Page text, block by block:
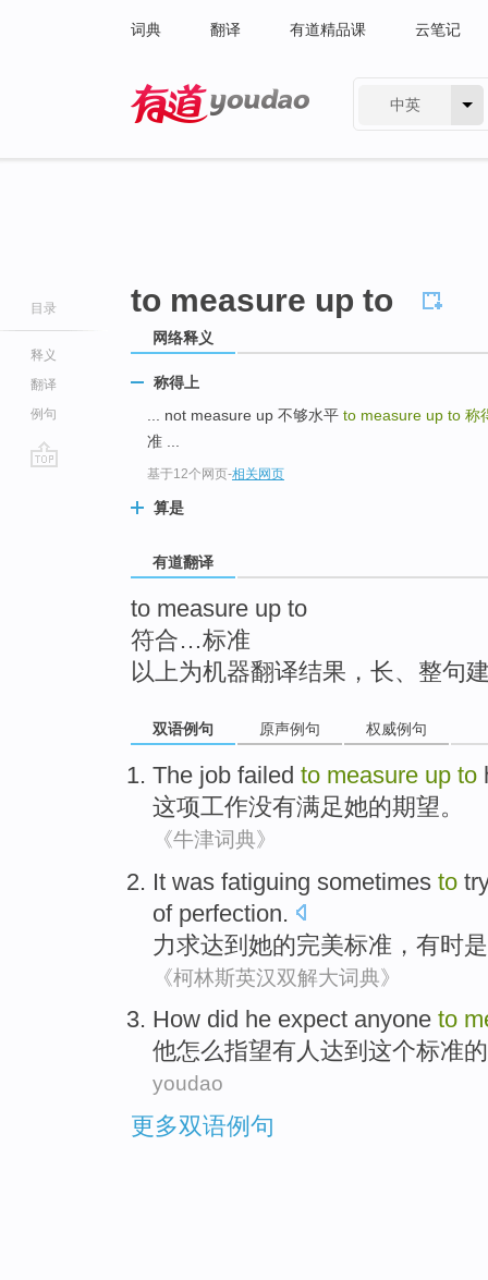
词典 翻译 有道精品课 云笔记
中英
目录
释义
翻译
例句
to measure up to
网络释义
称得上
... not measure up 不够水平 to measure up to 称
准 ...
基于12个网页-相关网页
算是
有道翻译
to measure up to
符合…标准
以上为机器翻译结果，长、整句
双语例句 原声例句 权威例句
The job failed to measure up to
这项工作没有满足她的期望。
《牛津词典》
It was fatiguing sometimes to
of perfection.
力求达到 她的完美标准 ， 有时是
《柯林斯英汉双解大词典》
How did he expect anyone to
他怎么指望有人达到 这个标准
youdao
更多双语例句